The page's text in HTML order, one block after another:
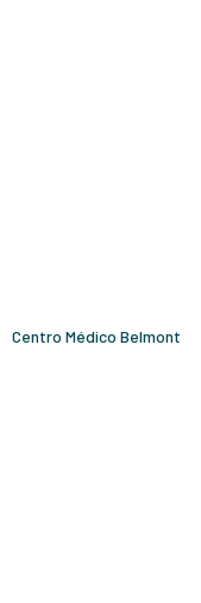
Centro Médico Belmont